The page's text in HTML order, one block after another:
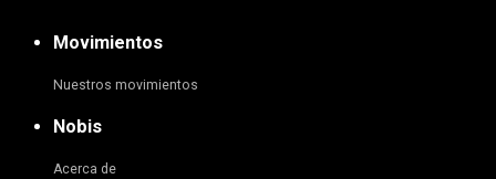
Movimientos
Nuestros movimientos
Nobis
Acerca de